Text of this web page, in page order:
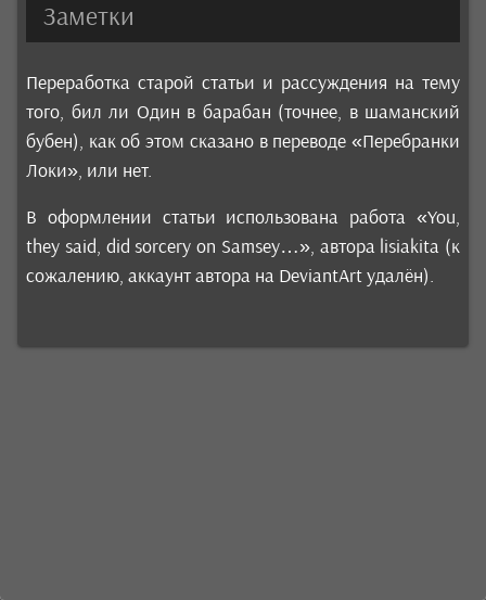
Заметки
Переработка старой статьи и рассуждения на тему
того, бил ли Один в барабан (точнее, в шаманский
бубен), как об этом сказано в переводе «Перебранки
Локи», или нет.
В оформлении статьи использована работа «You,
they said, did sorcery on Samsey…», автора lisiakita (к
сожалению, аккаунт автора на DeviantArt удалён).